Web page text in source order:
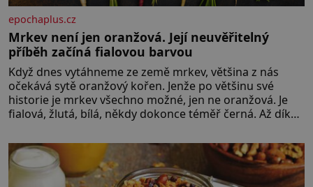
epochaplus.cz
Mrkev není jen oranžová. Její neuvěřitelný
příběh začíná fialovou barvou
Když dnes vytáhneme ze země mrkev, většina z nás
očekává sytě oranžový kořen. Jenže po většinu své
historie je mrkev všechno možné, jen ne oranžová. Je
fialová, žlutá, bílá, někdy dokonce téměř černá. Až díky
bez které si českou zahradu ani nedokážeme
představit. Její příběh je